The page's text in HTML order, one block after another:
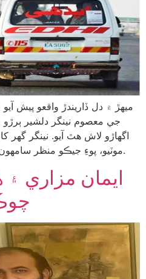
جي معصوم نينگر دلشير ٻرڙو
اگهاڙو لاش هٿ آيو. نينگر گهر
موٽيو، پوءِ جيڪو منظر سامهون آيو اهو هر اک آلي ڪري ڇڏيو.
ايمان مزاري ۽